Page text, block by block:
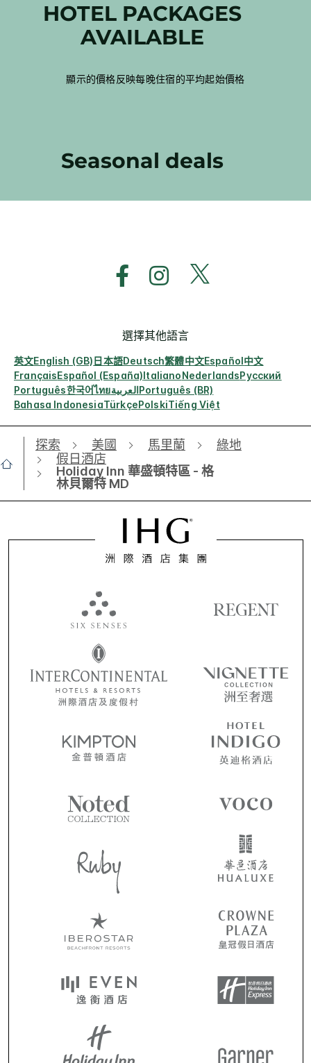
HOTEL PACKAGES
AVAILABLE
顯示的價格反映每晚住宿的平均起始價格
Seasonal deals
選擇其他語言
英文English (GB) 日本語Deutsch繁體中文Español 中文
FrançaisEspañol (España) Italiano NederlandsРусский
Português한국어ไทยالعربية Português (BR)
Bahasa IndonesiaTürkçePolskiTiếng Việt
探索 美國 馬里蘭
綠地
假日酒店
Holiday Inn 華盛頓特區 - 格
林貝爾特 MD